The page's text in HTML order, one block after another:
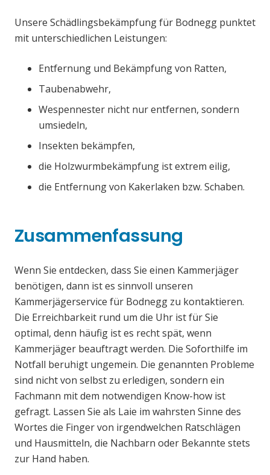
Unsere Schädlingsbekämpfung für Bodnegg punktet
mit unterschiedlichen Leistungen:
Entfernung und Bekämpfung von Ratten,
Taubenabwehr,
Wespennester nicht nur entfernen, sondern
umsiedeln,
Insekten bekämpfen,
die Holzwurmbekämpfung ist extrem eilig,
die Entfernung von Kakerlaken bzw. Schaben.
Zusammenfassung
Wenn Sie entdecken, dass Sie einen Kammerjäger
benötigen, dann ist es sinnvoll unseren
Kammerjägerservice für Bodnegg zu kontaktieren.
Die Erreichbarkeit rund um die Uhr ist für Sie
optimal, denn häufig ist es recht spät, wenn
Kammerjäger beauftragt werden. Die Soforthilfe im
Notfall beruhigt ungemein. Die genannten Probleme
sind nicht von selbst zu erledigen, sondern ein
Fachmann mit dem notwendigen Know-how ist
gefragt. Lassen Sie als Laie im wahrsten Sinne des
Wortes die Finger von irgendwelchen Ratschlägen
und Hausmitteln, die Nachbarn oder Bekannte stets
zur Hand haben.